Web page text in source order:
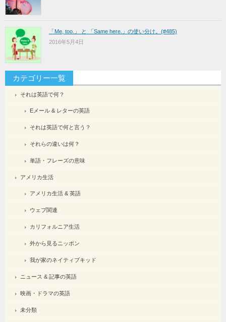
「Me, too.」 と 「Same here.」の使い分け。(#485)
2016年5月4日
カテゴリー一覧
それは英語で何？
Eメール & レターの英語
それは英語で何と言う？
それらの違いは何？
単語・フレーズの意味
アメリカ生活
アメリカ生活 & 英語
ウェブ関連
カリフォルニア生活
外から見るニッポン
我が家のネイティブキッド
ニュース & 記事の英語
映画・ドラマの英語
未分類